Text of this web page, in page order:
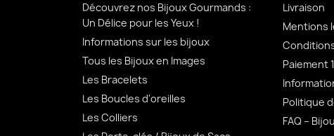
Découvrez nos Bijoux Gourmands :
Un Délice pour les Yeux !
Informations sur les bijoux
Tous les Bijoux en Images
Les Bracelets
Les Boucles d'oreilles
Les Colliers
Livraison
Mentions
Paiement
Politique
FAQ –